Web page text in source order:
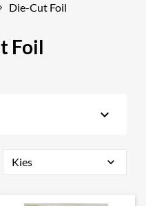
Die-Cut Foil
Foil
keyboard_arrow_down
Kies expand_more